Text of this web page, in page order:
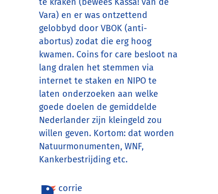
Vara) en er was ontzettend
gelobbyd door VBOK (anti-
abortus) zodat die erg hoog
kwamen. Coins for care besloot na
lang dralen het stemmen via
internet te staken en NIPO te
laten onderzoeken aan welke
goede doelen de gemiddelde
Nederlander zijn kleingeld zou
willen geven. Kortom: dat worden
Natuurmonumenten, WNF,
Kankerbestrijding etc.
corrie